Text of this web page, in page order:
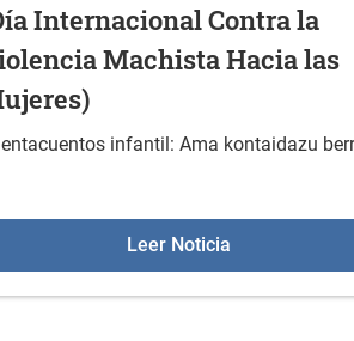
Internacional Contra la
Machista Hacia las
infantil: Ama kontaidazu
Leer Noticia